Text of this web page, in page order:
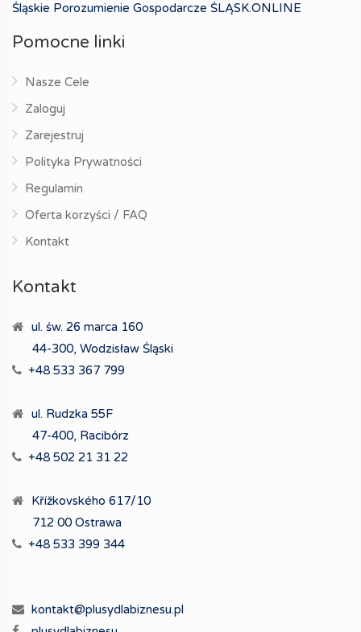
Śląskie Porozumienie Gospodarcze ŚLĄSK.ONLINE
Pomocne linki
Nasze Cele
Zaloguj
Zarejestruj
Polityka Prywatności
Regulamin
Oferta korzyści / FAQ
Kontakt
Kontakt
ul. św. 26 marca 160
44-300, Wodzisław Śląski
+48 533 367 799
ul. Rudzka 55F
47-400, Racibórz
+48 502 21 31 22
Křížkovského 617/10
712 00 Ostrawa
+48 533 399 344
kontakt@plusydlabiznesu.pl